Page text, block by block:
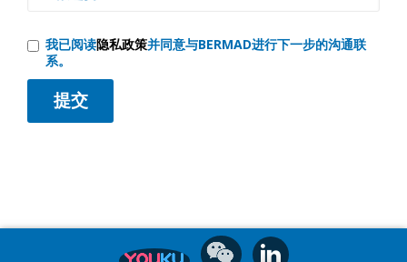
我已阅读隐私政策并同意与BERMAD进行下一步的沟通联
系。